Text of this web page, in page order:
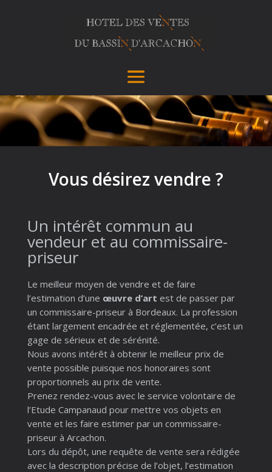
Vous désirez vendre ?
Un intérêt commun au
vendeur et au commissaire-
priseur
Le meilleur moyen de vendre et de faire
l’estimation d’une œuvre d’art est de passer par
un commissaire-priseur à Bordeaux. La profession
étant largement encadrée et réglementée, c’est un
gage de sérieux et de sérénité.
Nous avons intérêt à obtenir le meilleur prix de
vente possible puisque nos honoraires sont
proportionnels au prix de vente.
Prenez rendez-vous avec le service volontaire de
l’Etude Campanaud pour mettre vos objets en
vente et les faire estimer par un commissaire-
priseur à Arcachon.
Lors du dépôt, une requête de vente sera rédigée
avec la description précise de l’objet, l’estimation